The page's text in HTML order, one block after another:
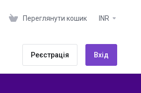
Переглянути кошик INR
Реєстрація Вхід